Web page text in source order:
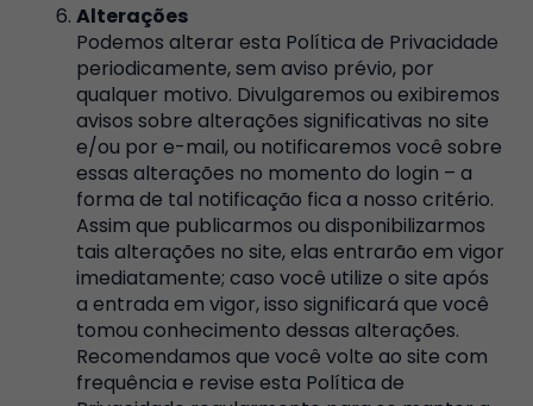
Alterações
Podemos alterar esta Política de Privacidade
periodicamente, sem aviso prévio, por
qualquer motivo. Divulgaremos ou exibiremos
avisos sobre alterações significativas no site
e/ou por e-mail, ou notificaremos você sobre
essas alterações no momento do login – a
forma de tal notificação fica a nosso critério.
Assim que publicarmos ou disponibilizarmos
tais alterações no site, elas entrarão em vigor
imediatamente; caso você utilize o site após
a entrada em vigor, isso significará que você
tomou conhecimento dessas alterações.
Recomendamos que você volte ao site com
frequência e revise esta Política de